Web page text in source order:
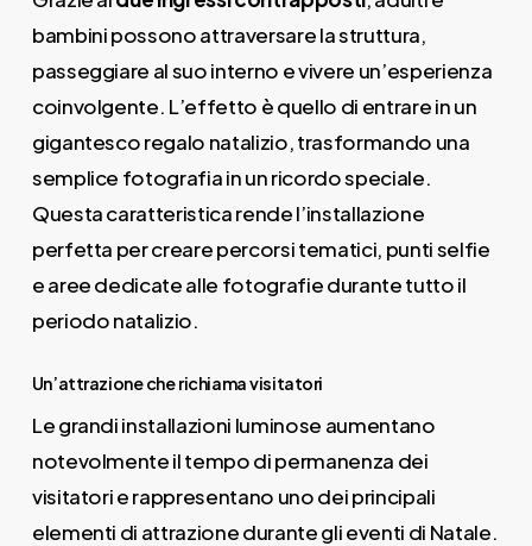
bambini possono attraversare la struttura,
passeggiare al suo interno e vivere un’esperienza
coinvolgente. L’effetto è quello di entrare in un
gigantesco regalo natalizio, trasformando una
semplice fotografia in un ricordo speciale.
Questa caratteristica rende l’installazione
perfetta per creare percorsi tematici, punti selfie
e aree dedicate alle fotografie durante tutto il
periodo natalizio.
Un’attrazione che richiama visitatori
Le grandi installazioni luminose aumentano
notevolmente il tempo di permanenza dei
visitatori e rappresentano uno dei principali
elementi di attrazione durante gli eventi di Natale.